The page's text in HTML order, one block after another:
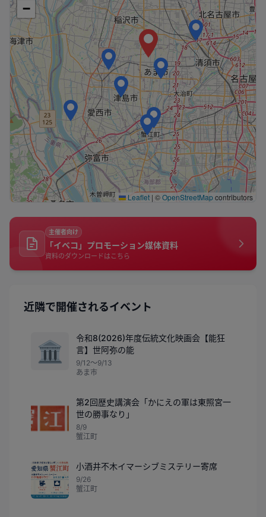
−
Leaflet | ©OpenStreetMapcontributors
主催者向け
「イベコ」プロモーション媒体資料
資料のダウンロードはこちら
近隣で開催されるイベント
🏛️
令和8(2026)年度伝統文化映画会【能狂
言】世阿弥の能
9/12〜9/13
あま市
第2回歴史講演会「かにえの軍は東照宮一
世の勝事なり」
8/9
蟹江町
小酒井不木イマーシブミステリー寄席
9/26
蟹江町